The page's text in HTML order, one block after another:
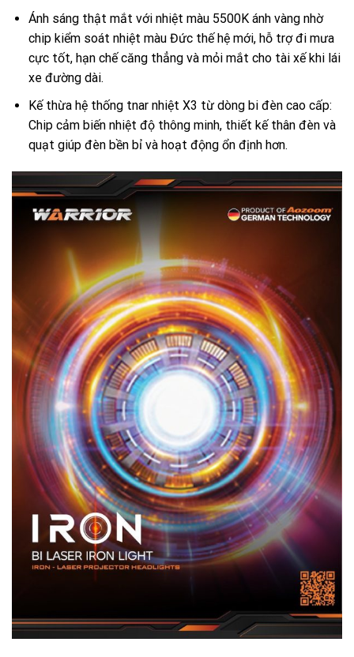
Ánh sáng thật mắt với nhiệt màu 5500K ánh vàng nhờ
chip kiểm soát nhiệt màu Đức thế hệ mới, hỗ trợ đi mưa
cực tốt, hạn chế căng thẳng và mỏi mắt cho tài xế khi lái
xe đường dài.
Kế thừa hệ thống tnar nhiệt X3 từ dòng bi đèn cao cấp:
Chip cảm biến nhiệt độ thông minh, thiết kế thân đèn và
quạt giúp đèn bền bỉ và hoạt động ổn định hơn.